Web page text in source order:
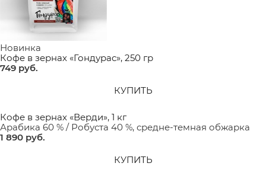
Новинка
Кофе в зернах «Гондурас», 250 гр
749 руб.
КУПИТЬ
Кофе в зернах «Верди», 1 кг
Арабика 60 % / Робуста 40 %, средне-темная обжарка
1 890 руб.
КУПИТЬ